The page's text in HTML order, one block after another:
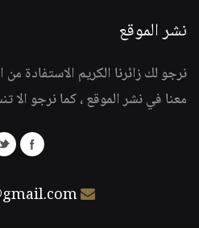
نشر الموقع
نرجو لك زائرنا الكريم الاستفادة
معنا في نشر الموقع ، كما نرجو الا